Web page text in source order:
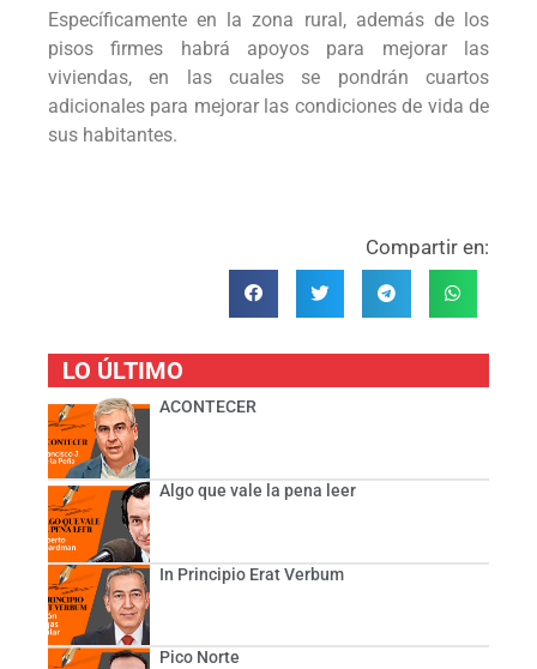
Específicamente en la zona rural, además de los
pisos firmes habrá apoyos para mejorar las
viviendas, en las cuales se pondrán cuartos
adicionales para mejorar las condiciones de vida de
sus habitantes.
Compartir en:
LO ÚLTIMO
ACONTECER
Algo que vale la pena leer
In Principio Erat Verbum
Pico Norte